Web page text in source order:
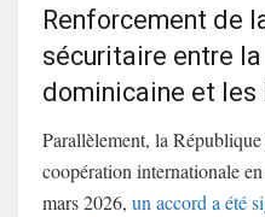
Renforcement de
sécuritaire entre
dominicaine et les
Parallèlement, la
coopération internationale
mars 2026, un accord a été